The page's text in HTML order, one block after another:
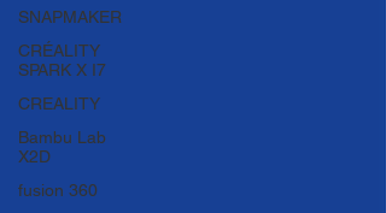
SNAPMAKER
CRÉALITY
SPARK X I7
CREALITY
Bambu Lab
X2D
fusion 360